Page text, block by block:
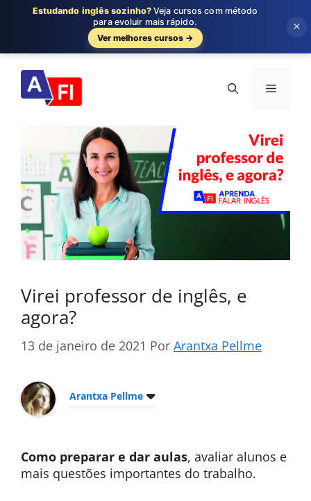
para
conteúdo
Menu
Virei professor de inglês, e
agora?
13 de janeiro de 2021 Por Arantxa Pellme
Arantxa Pellme
Como preparar e dar aulas, avaliar alunos e
mais questões importantes do trabalho.
Estudando inglês sozinho? Veja cursos com método
para evoluir mais rápido.
Ver melhores cursos →
×